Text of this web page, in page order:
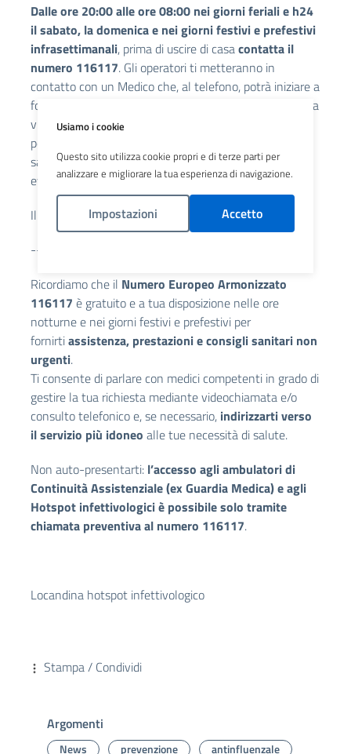
Dalle ore 20:00 alle ore 08:00 nei giorni feriali e h24
il sabato, la domenica e nei giorni festivi e prefestivi
infrasettimanali, prima di uscire di casacontatta il
numero 116117. Gli operatori ti metteranno in
contatto con un Medico che, al telefono, potrà iniziare a
fornire un primo consulto indirizzandoti, se necessario, a
visita medica presso l'Hotspot infettivologico. Qui il
personale medico si prenderà cura del tuo stato di
salute, prescrivendoti le terapie di cui hai bisogno o
eventuali ulteriori accertamenti.
Il servizio è gratuito.
---------------------
Ricordiamo che il Numero Europeo Armonizzato
116117 è gratuito e a tua disposizione nelle ore
notturne e nei giorni festivi e prefestivi per
fornirtiassistenza, prestazioni e consigli sanitari non
urgenti.
Ti consente di parlare con medici competenti in grado di
gestire la tua richiesta mediante videochiamata e/o
consulto telefonico e, se necessario, indirizzarti verso
il servizio più idoneo alle tue necessità di salute.
Non auto-presentarti: l’accesso agli ambulatori di
Continuità Assistenziale (ex Guardia Medica) e agli
Hotspot infettivologici è possibile solo tramite
chiamata preventiva al numero 116117.
Locandina hotspot infettivologico
Stampa / Condividi
Argomenti
News prevenzione antinfluenzale
Usiamo i cookie
Questo sito utilizza cookie propri e di terze parti per
analizzare e migliorare la tua esperienza di navigazione.
Impostazioni Accetto